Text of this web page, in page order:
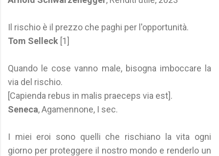
Il rischio è il prezzo che paghi per l'opportunità.
Tom Selleck [1]
Quando le cose vanno male, bisogna imboccare la
via del rischio.
[Capienda rebus in malis praeceps via est].
Seneca, Agamennone, I sec.
I miei eroi sono quelli che rischiano la vita ogni
giorno per proteggere il nostro mondo e renderlo un